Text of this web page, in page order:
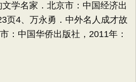
学名家．北京市：中国经济出
页4、万永勇．中外名人成才故
：中国华侨出版社，2011年：